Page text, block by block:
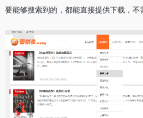
要能够搜索到的，都能直接提供下载，不